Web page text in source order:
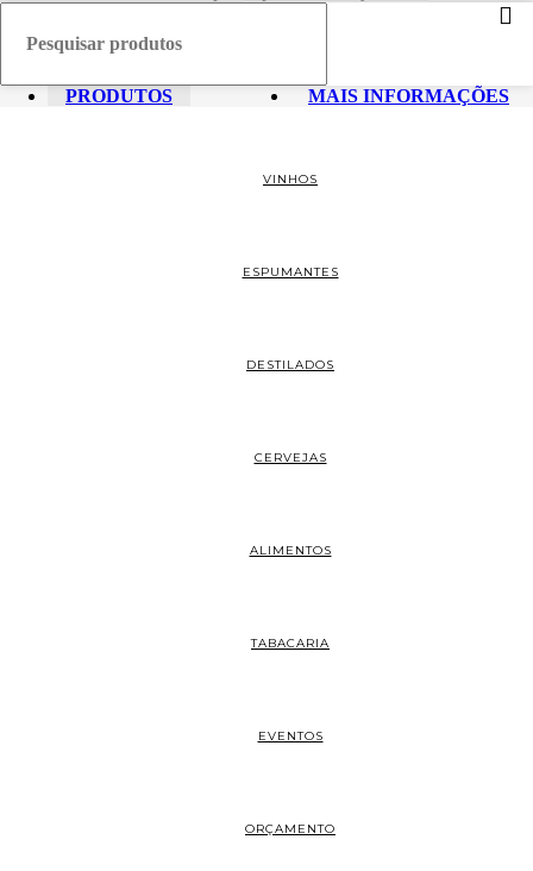
PRODUTOS MAIS INFORMAÇÕES
VINHOS
ESPUMANTES
DESTILADOS
CERVEJAS
ALIMENTOS
TABACARIA
EVENTOS
ORÇAMENTO